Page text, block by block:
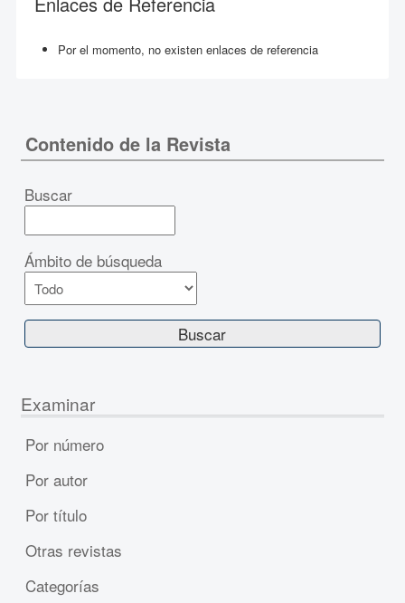
Por el momento, no existen enlaces de referencia
Contenido de la Revista
Buscar
Ámbito de búsqueda
Examinar
Por número
Por autor
Por título
Otras revistas
Categorías